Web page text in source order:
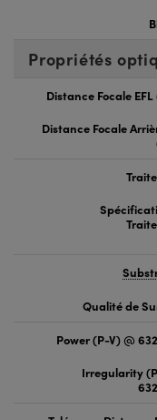
Propriétés
Distance Focale
Distance Focale
Qualité de
Power (P-V) @
Irregularity